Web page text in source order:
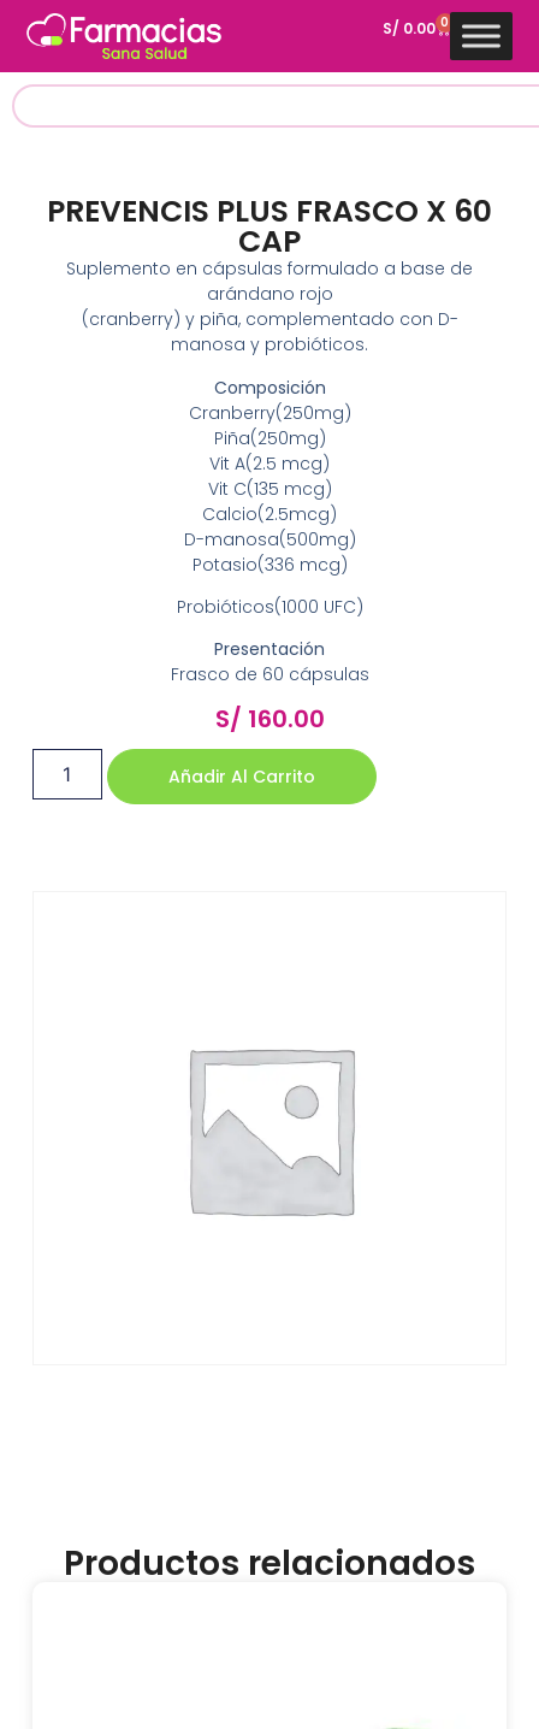
S/ 0.00 0
PREVENCIS PLUS FRASCO X 60
CAP
Suplemento en cápsulas formulado a base de
arándano rojo
(cranberry) y piña, complementado con D-
manosa y probióticos.
Composición
Cranberry(250mg)
Piña(250mg)
Vit A(2.5 mcg)
Vit C(135 mcg)
Calcio(2.5mcg)
D-manosa(500mg)
Potasio(336 mcg)
Probióticos(1000 UFC)
Presentación
Frasco de 60 cápsulas
S/ 160.00
Añadir Al Carrito
Productos relacionados